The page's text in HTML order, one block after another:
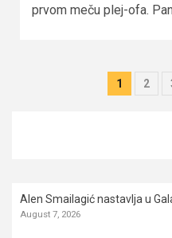
prvom meču plej-ofa.
1 2
Alen Smailagić nastavlja u
August 7, 2026